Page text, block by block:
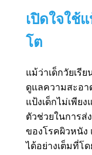
เปิดใจใช้
โต
แม้ว่าเด็กวัยเรี
ดูแลความสะอา
แป้งเด็กไม่เพีย
ตัวช่วยในการส่
ของโรคผิวหนัง
ได้อย่างเต็มที่โ